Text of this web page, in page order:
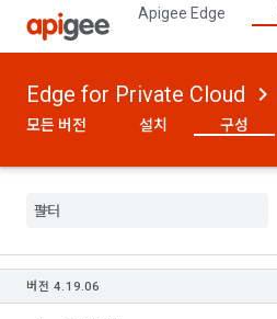
Apigee Edge
Edge for Private Cloud
모든 버전 설치 구성
버전 4.19.06